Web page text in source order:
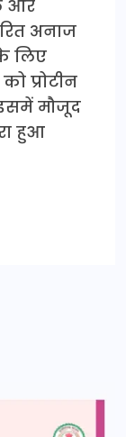
और
अनाज
लिए
प्रोटीन
मौजूद
हुआ